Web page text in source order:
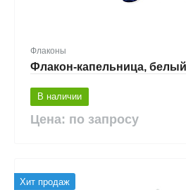
Флаконы
Флакон-капельница,
В наличии
Цена: по запросу
Хит продаж